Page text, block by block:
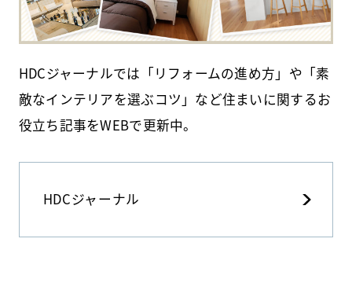
HDCジャーナルでは「リフォームの進め方」や「素
敵なインテリアを選ぶコツ」など住まいに関するお
役立ち記事をWEBで更新中。
HDCジャーナル